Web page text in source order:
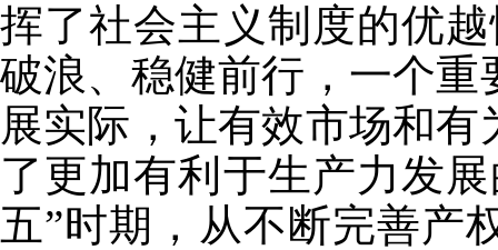
挥了社会主义制度的优
破浪、稳健前行，一个
展实际，让有效市场和
了更加有利于生产力发
五”时期，从不断完善产